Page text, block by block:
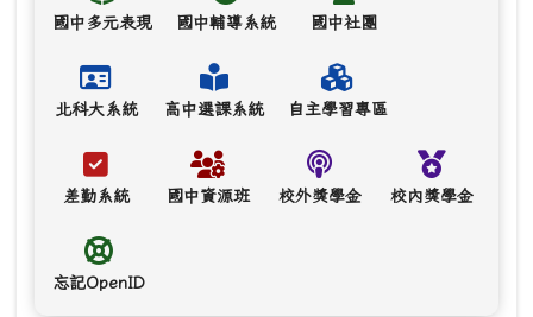
國中多元表現 國中輔導系統 國中社團
北科大系統 高中選課系統 自主學習專區
差勤系統 國中資源班 校外獎學金 校內獎學金
忘記OpenID